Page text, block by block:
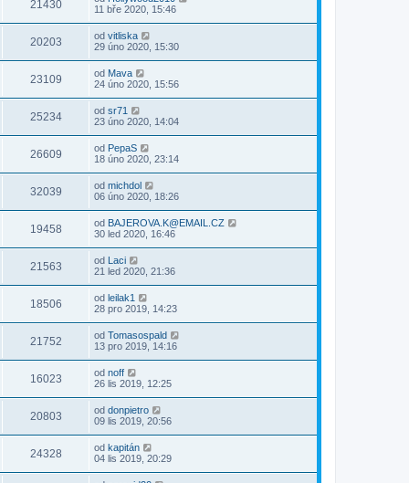
21430
11 bře 2020, 15:46
20203 od vitliska
29 úno 2020, 15:30
23109 od Mava
24 úno 2020, 15:56
25234 od sr71
23 úno 2020, 14:04
26609 od PepaS
18 úno 2020, 23:14
32039 od michdol
06 úno 2020, 18:26
19458 od BAJEROVA.K@EMAIL.CZ
30 led 2020, 16:46
21563 od Laci
21 led 2020, 21:36
18506 od leilak1
28 pro 2019, 14:23
21752 od Tomasospald
13 pro 2019, 14:16
16023 od noff
26 lis 2019, 12:25
20803 od donpietro
09 lis 2019, 20:56
24328 od kapitán
04 lis 2019, 20:29